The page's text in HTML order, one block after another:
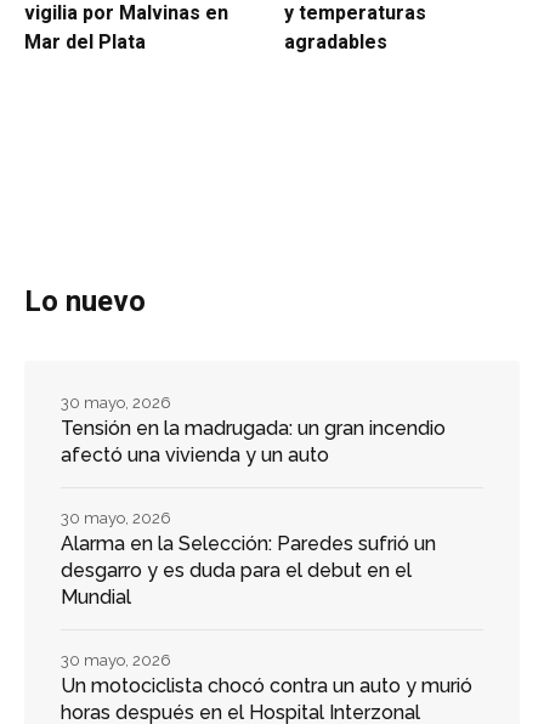
vigilia por Malvinas en
Mar del Plata
y temperaturas
agradables
Lo nuevo
Tensión en la madrugada: un gran incendio
afectó una vivienda y un auto
30 mayo, 2026
Alarma en la Selección: Paredes sufrió un
desgarro y es duda para el debut en el
Mundial
30 mayo, 2026
Un motociclista chocó contra un auto y murió
horas después en el Hospital Interzonal
30 mayo, 2026